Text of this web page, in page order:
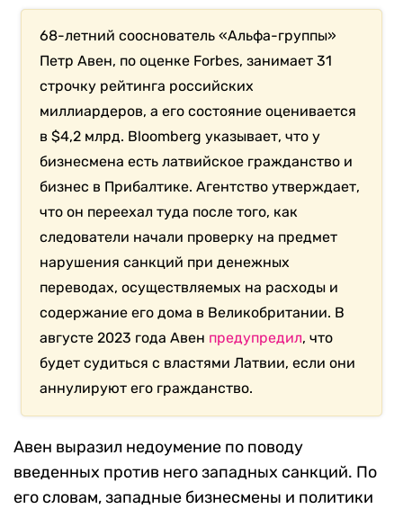
68-летний сооснователь «Альфа-группы»
Петр Авен, по оценке Forbes, занимает 31
строчку рейтинга российских
миллиардеров, а его состояние оценивается
в $4,2 млрд. Bloomberg указывает, что у
бизнесмена есть латвийское гражданство и
бизнес в Прибалтике. Агентство утверждает,
что он переехал туда после того, как
следователи начали проверку на предмет
нарушения санкций при денежных
переводах, осуществляемых на расходы и
содержание его дома в Великобритании. В
августе 2023 года Авен предупредил, что
будет судиться с властями Латвии, если они
аннулируют его гражданство.
Авен выразил недоумение по поводу
введенных против него западных санкций. По
его словам, западные бизнесмены и политики